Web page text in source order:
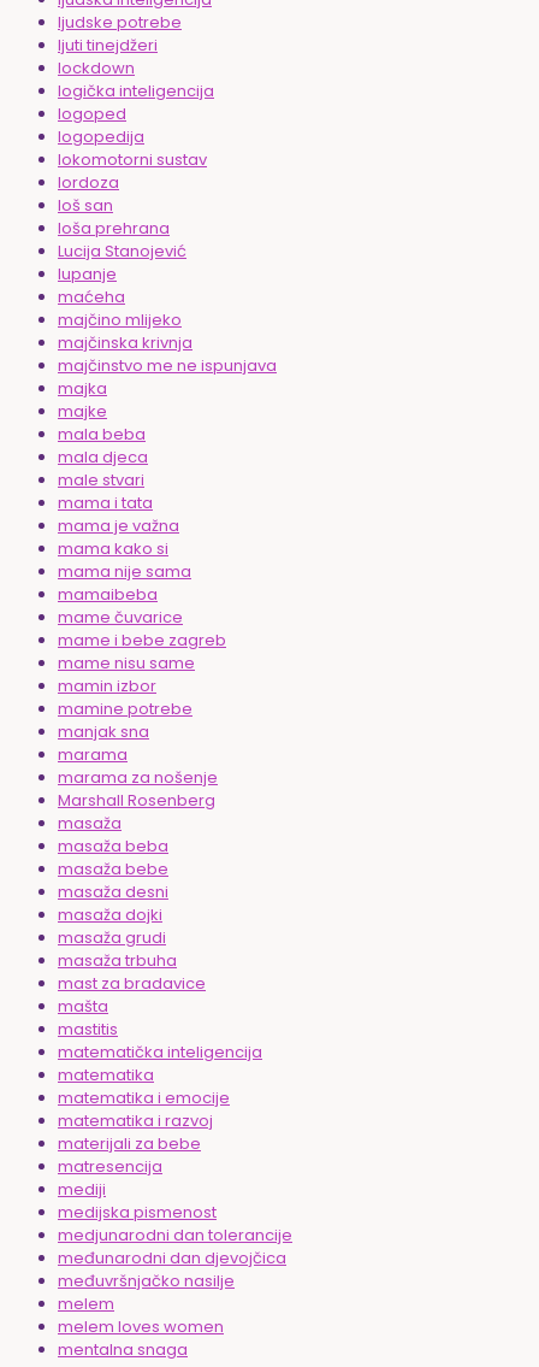
ljudske potrebe
ljuti tinejdžeri
lockdown
logička inteligencija
logoped
logopedija
lokomotorni sustav
lordoza
loš san
loša prehrana
Lucija Stanojević
lupanje
maćeha
majčino mlijeko
majčinska krivnja
majčinstvo me ne ispunjava
majka
majke
mala beba
mala djeca
male stvari
mama i tata
mama je važna
mama kako si
mama nije sama
mamaibeba
mame čuvarice
mame i bebe zagreb
mame nisu same
mamin izbor
mamine potrebe
manjak sna
marama
marama za nošenje
Marshall Rosenberg
masaža
masaža beba
masaža bebe
masaža desni
masaža dojki
masaža grudi
masaža trbuha
mast za bradavice
mašta
mastitis
matematička inteligencija
matematika
matematika i emocije
matematika i razvoj
materijali za bebe
matresencija
mediji
medijska pismenost
medjunarodni dan tolerancije
međunarodni dan djevojčica
međuvršnjačko nasilje
melem
melem loves women
mentalna snaga